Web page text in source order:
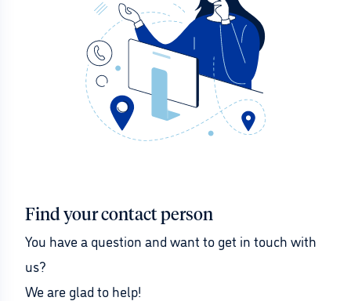
Find your contact person
You have a question and want to get in touch with
us?
We are glad to help!